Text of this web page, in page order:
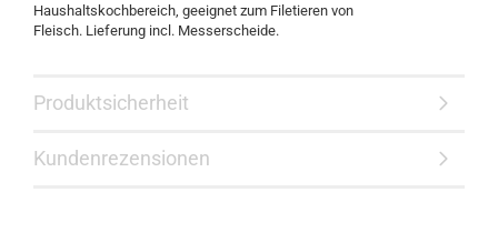
Haushaltskochbereich, geeignet zum Filetieren von
Fleisch. Lieferung incl. Messerscheide.
Produktsicherheit
Kundenrezensionen